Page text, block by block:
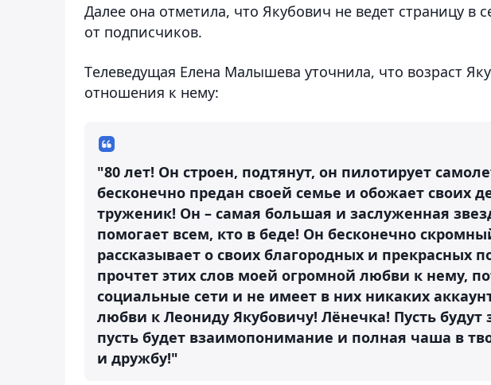
Далее она отметила, что Якубович не ведет страницу в
от подписчиков.
Tелеведущая Елена Малышева уточнила, что возраст
отношения к нему:
"80 лет! Он строен, подтянут, он пилотирует
бесконечно предан своей семье и обожает своих
труженик! Он – самая большая и заслуженная
помогает всем, кто в беде! Он бесконечно
рассказывает о своих благородных и прекрасных
прочтет этих слов моей огромной любви к нему,
социальные сети и не имеет в них никаких
любви к Леониду Якубовичу! Лёнечка! Пусть
пусть будет взаимопонимание и полная чаша в
и дружбу!"